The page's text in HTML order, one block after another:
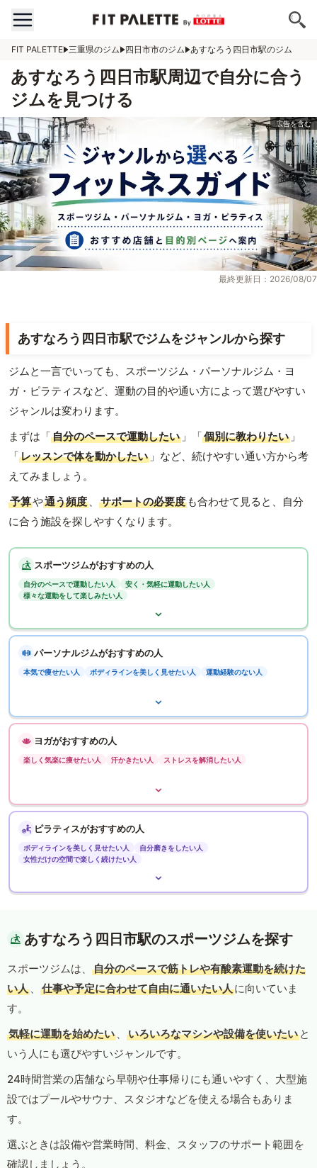
FIT PALETTE 三重県のジム 四日市市のジム あすなろう四日市駅のジム
あすなろう四日市駅周辺で自分に合う
ジムを見つける
最終更新日：2026/08/07
あすなろう四日市駅でジムをジャンルから探す
ジムと一言でいっても、スポーツジム・パーソナルジム・ヨ
ガ・ピラティスなど、運動の目的や通い方によって選びやすい
ジャンルは変わります。
まずは「自分のペースで運動したい 」「個別に教わりたい 」
「レッスンで体を動かしたい 」など、続けやすい通い方から考
えてみましょう。
予算や通う頻度 、 サポートの必要度 も合わせて見ると、自分
に合う施設を探しやすくなります。
スポーツジムがおすすめの人
自分のペースで運動したい人
安く・気軽に運動したい人
様々な運動をして楽しみたい人
パーソナルジムがおすすめの人
本気で痩せたい人 ボディラインを美しく見せたい人 運動経験のない人
ヨガがおすすめの人
楽しく気楽に痩せたい人 汗かきたい人 ストレスを解消したい人
ピラティスがおすすめの人
ボディラインを美しく見せたい人
自分磨きをしたい人
女性だけの空間で楽しく続けたい人
あすなろう四日市駅のスポーツジムを探す
スポーツジムは、
自分のペースで筋トレや有酸素運動を続けた
い人 、 仕事や予定に合わせて自由に通いたい人に向いていま
す。
気軽に運動を始めたい 、 いろいろなマシンや設備を使いたい と
いう人にも選びやすいジャンルです。
24時間営業の店舗なら早朝や仕事帰りにも通いやすく、大型施
設ではプールやサウナ、スタジオなどを使える場合もありま
す。
選ぶときは設備や営業時間、料金、スタッフのサポート範囲を
確認しましょう。